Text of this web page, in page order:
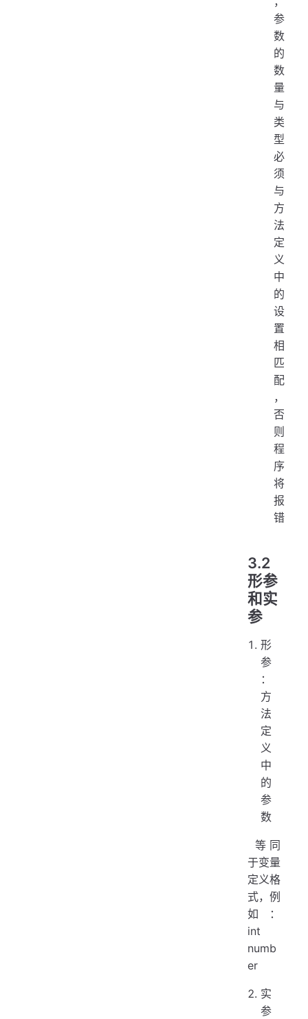
参
数
的
数
量
与
类
型
必
须
与
方
法
定
义
中
的
设
置
相
匹
配
，
否
则
程
序
将
报
错
3.2
形参
和实
参
形
参
：
方
法
定
义
中
的
参
数
​ 等同
于变量
定义格
式，例
如：
int
numb
er
实
参